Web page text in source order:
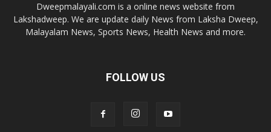
Dweepmalayali.com is a online news website from
Lakshadweep. We are update daily News from Laksha Dweep,
Malayalam News, Sports News, Health News and more.
FOLLOW US